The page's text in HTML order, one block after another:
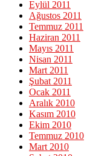
Eylül 2011
Ağustos 2011
Temmuz 2011
Haziran 2011
Mayıs 2011
Nisan 2011
Mart 2011
Şubat 2011
Ocak 2011
Aralık 2010
Kasım 2010
Ekim 2010
Temmuz 2010
Mart 2010